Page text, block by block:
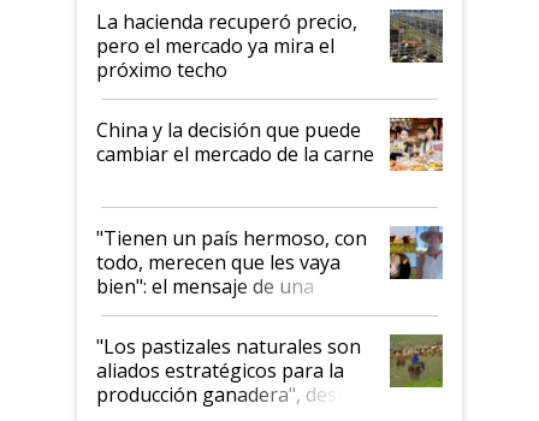
La hacienda recuperó precio,
pero el mercado ya mira el
próximo techo
China y la decisión que puede
cambiar el mercado de la carne
"Tienen un país hermoso, con
todo, merecen que les vaya
bien": el mensaje de una
ganadera uruguaya sobre las
oportunidades que se abren
para el agro en Argentina, con
foco en la carne
"Los pastizales naturales son
aliados estratégicos para la
producción ganadera", destaca